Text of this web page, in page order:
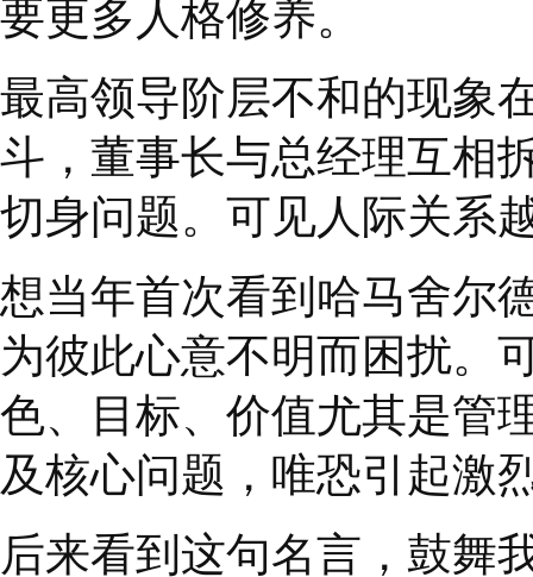
◎
您是否留出时间
◎
您的交流是专注
达成。
2、一对一的人际关系
联合国前秘书长哈马
深省的名言：“ 为一个
命。 ”我认为此话的含